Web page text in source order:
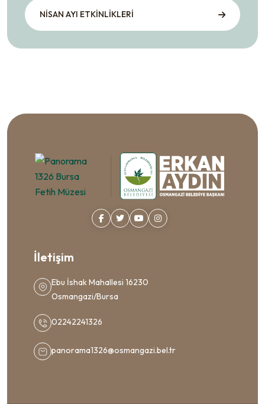
NİSAN AYI ETKİNLİKLERİ
İletişim
Ebu İshak Mahallesi 16230
Osmangazi/Bursa
02242241326
panorama1326@osmangazi.bel.tr